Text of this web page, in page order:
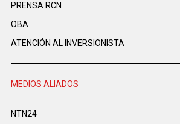
PRENSA RCN
OBA
ATENCIÓN AL INVERSIONISTA
MEDIOS ALIADOS
NTN24